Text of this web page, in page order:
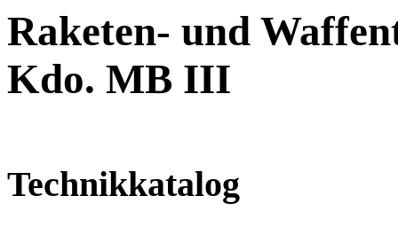
Raketen- und
Kdo. MB III
Technikkatalog